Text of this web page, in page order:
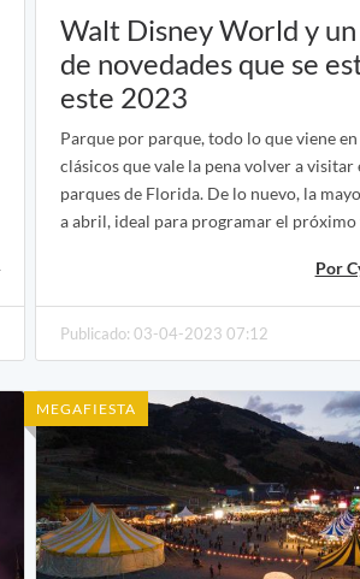
Walt Disney World y
de novedades que se
este 2023
Parque por parque, todo lo que viene en
clásicos que vale la pena volver a visitar
parques de Florida. De lo nuevo, la
a abril, ideal para programar el próximo
Por
Publicado: 03-04-2023 07:12
MEGAFIESTA